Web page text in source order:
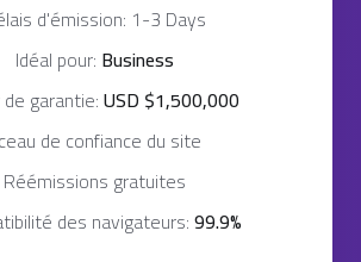
d'émission: 1-3 Days
Idéal pour: Business
garantie:USD $1,500,000
de confiance du site
Réémissions gratuites
des navigateurs:99.9%